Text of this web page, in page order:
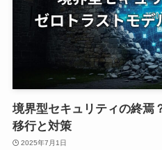
境界型セキュリティの終焉
移行と対策
2025年7月1日